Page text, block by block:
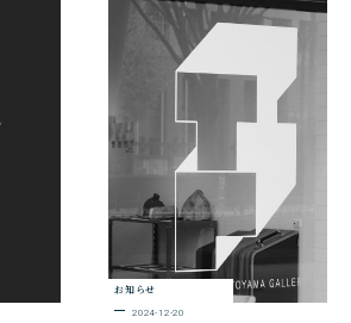
お知らせ
2024-12-20